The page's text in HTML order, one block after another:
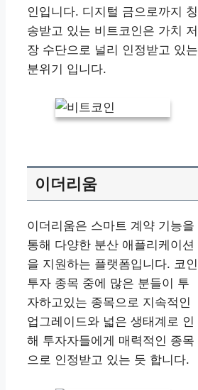
인입니다. 디지털 금으로까지 칭
송받고 있는 비트코인은 가치 저
장 수단으로 널리 인정받고 있는
분위기 입니다.
이더리움
이더리움은 스마트 계약 기능을
통해 다양한 분산 애플리케이션
을 지원하는 플랫폼입니다. 코인
투자 종목 중에 많은 분들이 투
자하고있는 종목으로 지속적인
업그레이드와 넓은 생태계로 인
해 투자자들에게 매력적인 종목
으로 인정받고 있는 듯 합니다.